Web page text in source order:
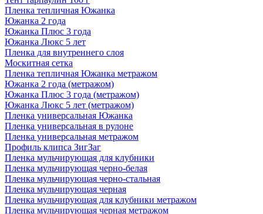
Пленка тепличная Южанка
Южанка 2 года
Южанка Плюс 3 года
Южанка Люкс 5 лет
Пленка для внутреннего слоя
Москитная сетка
Пленка тепличная Южанка метражом
Южанка 2 года (метражом)
Южанка Плюс 3 года (метражом)
Южанка Люкс 5 лет (метражом)
Пленка универсальная Южанка
Пленка универсальная в рулоне
Пленка универсальная метражом
Профиль клипса ЗигЗаг
Пленка мульчирующая для клубники
Пленка мульчирующая черно-белая
Пленка мульчирующая черно-стальная
Пленка мульчирующая черная
Пленка мульчирующая для клубники метражом
Пленка мульчирующая черная метражом